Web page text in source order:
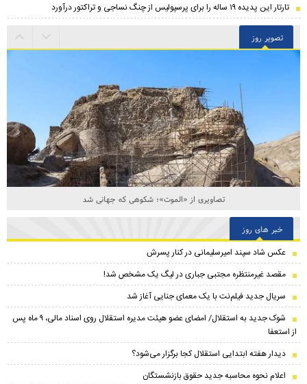
تارتار این پدیده ۱۹ ساله را برای پرسپولیس از چنگ نساجی و تراکتور درآورد
تصویر روز
تصاویری از «الموت»؛ شکوهی که جهانی شد
خبر های روز
عکس شاد سپند امیرسلیمانی در کنار پسرش
مقصد غیرمنتظره مجتبی جباری در لیگ یک مشخص شد!
سریال جدید فیلم‌نت با یک معمای جنایی آغاز شد
شوک جدید به استقلال/ امضای عضو هیئت مدیره استقلال روی اسناد مالی، ۹ ماه پس
از استعفا
دیدار هفته ابتدایی استقلال کجا برگزار می‌شود؟
اعلام نحوه محاسبه جدید حقوق بازنشستگان